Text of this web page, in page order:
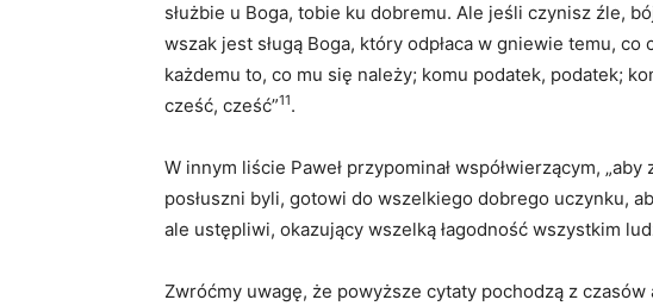
służbie u Boga, tobie ku dobremu. Ale jeśli czynisz źle,
wszak jest sługą Boga, który odpłaca w gniewie temu,
każdemu to, co mu się należy; komu podatek, podatek;
cześć, cześć”11.
W innym liście Paweł przypominał współwierzącym,
posłuszni byli, gotowi do wszelkiego dobrego uczynku,
ale ustępliwi, okazujący wszelką łagodność wszystkim
Zwróćmy uwagę, że powyższe cytaty pochodzą z